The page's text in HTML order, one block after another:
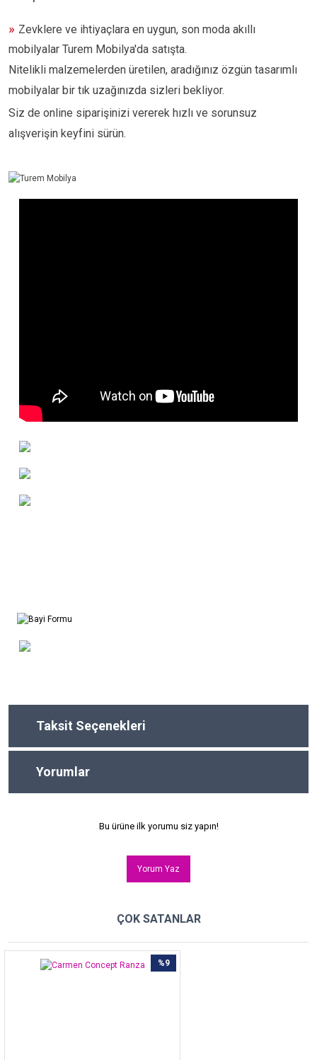
» Zevklere ve ihtiyaçlara en uygun, son moda akıllı
mobilyalar Turem Mobilya'da satışta.
Nitelikli malzemelerden üretilen, aradığınız özgün tasarımlı
mobilyalar bir tık uzağınızda sizleri bekliyor.
Siz de online siparişinizi vererek hızlı ve sorunsuz
alışverişin keyfini sürün.
Taksit Seçenekleri
Yorumlar
Bu ürüne ilk yorumu siz yapın!
Yorum Yaz
ÇOK SATANLAR
%9